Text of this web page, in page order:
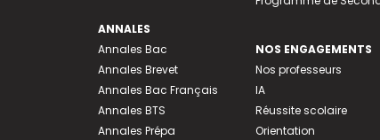
ANNALES
Annales Bac
Annales Brevet
Annales Bac Français
Annales BTS
Annales Prépa
NOS ENGAGEMENTS
Nos professeurs
IA
Réussite scolaire
Orientation